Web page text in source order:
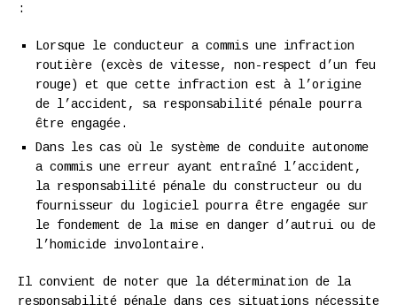
:
Lorsque le conducteur a commis une infraction
routière (excès de vitesse, non-respect d’un feu
rouge) et que cette infraction est à l’origine
de l’accident, sa responsabilité pénale pourra
être engagée.
Dans les cas où le système de conduite autonome
a commis une erreur ayant entraîné l’accident,
la responsabilité pénale du constructeur ou du
fournisseur du logiciel pourra être engagée sur
le fondement de la mise en danger d’autrui ou de
l’homicide involontaire.
Il convient de noter que la détermination de la
responsabilité pénale dans ces situations nécessite